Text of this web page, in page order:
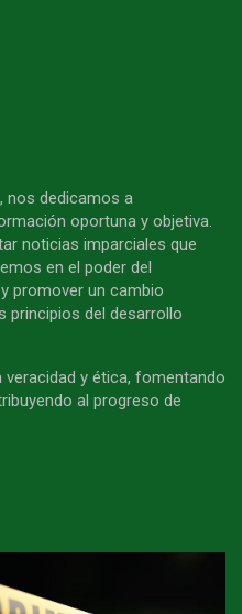
nos dedicamos a
oportuna y objetiva.
noticias imparciales que
en el poder del
promover un cambio
principios del desarrollo
y ética, fomentando
al progreso de